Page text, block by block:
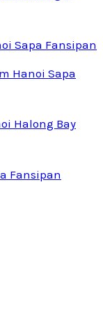
Sapa Fansipan
Hanoi Sapa
Halong Bay
Fansipan